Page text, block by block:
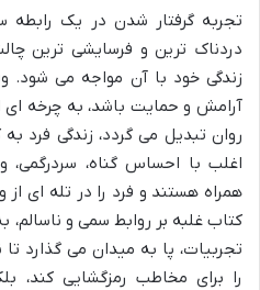
تجربه گرفتار شدن در یک رابطه
دردناک ترین و فرسایشی ترین
زندگی خود با آن مواجه می شود.
آرامش و حمایت باشد، به چرخه ای
روان تبدیل می گردد، زندگی فرد
اغلب با احساس گناه،
همراه هستند و فرد را در تله ای از
کتاب غلبه بر روابط سمی و ناسالم،
تجربیات، پا به میدان می گذارد
را برای مخاطب رمزگشایی کند،